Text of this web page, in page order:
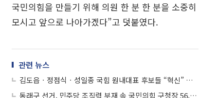
국민의힘을 만들기 위해 의원 한 분 한 분을 소중히
모시고 앞으로 나아가겠다”고 덧붙였다.
관련 뉴스
김도읍ㆍ정점식ㆍ성일종 국힘 원내대표 후보들 “혁신” 한목소리
동래구 선거, 민주당 조직력 부재 속 국민의힘 구청장 56.61% 압승